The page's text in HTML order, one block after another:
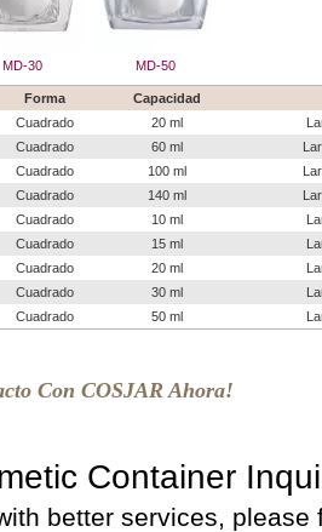
MD-30 MD-50
Forma
Capacidad
Cuadrado 20 ml
Cuadrado 60 ml
Cuadrado 100 ml
Cuadrado 140 ml
Cuadrado 10 ml
Cuadrado 15 ml
Cuadrado 20 ml
Cuadrado 30 ml
Cuadrado 50 ml
Con COSJAR Ahora!